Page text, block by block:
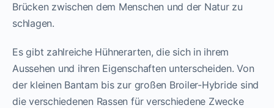
Brücken zwischen dem Menschen und der Natur zu
schlagen.
Es gibt zahlreiche Hühnerarten, die sich in ihrem
Aussehen und ihren Eigenschaften unterscheiden. Von
der kleinen Bantam bis zur großen Broiler-Hybride sind
die verschiedenen Rassen für verschiedene Zwecke